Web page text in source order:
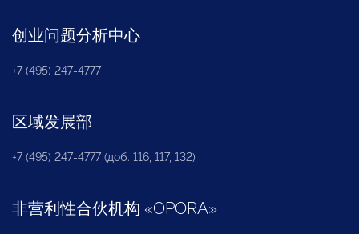
创业问题分析中心
+7 (495) 247-4777
区域发展部
+7 (495) 247-4777 (доб. 116, 117, 132)
非营利性合伙机构 «OPORA»